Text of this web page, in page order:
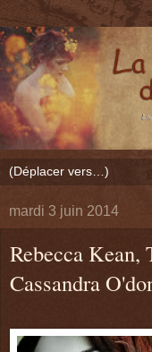
mardi 3 juin 2014
Rebecca Kean,
Cassandra